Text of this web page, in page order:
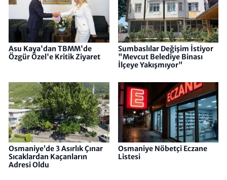
Asu Kaya'dan TBMM'de
Özgür Özel'e Kritik Ziyaret
Sumbaslılar Değişim İstiyor
"Mevcut Belediye Binası
İlçeye Yakışmıyor"
Osmaniye’de 3 Asırlık Çınar
Sıcaklardan Kaçanların
Adresi Oldu
Osmaniye Nöbetçi Eczane
Listesi